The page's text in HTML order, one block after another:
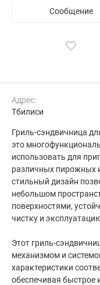
Сообщение
Адрес:
Тбилиси
Гриль-сэндвичница
это
использовать для
различных пирожных
стильный дизайн
небольшом
поверхностями,
чистку и
Этот гриль-
механизмом и
характеристики
обеспечивая быстрое